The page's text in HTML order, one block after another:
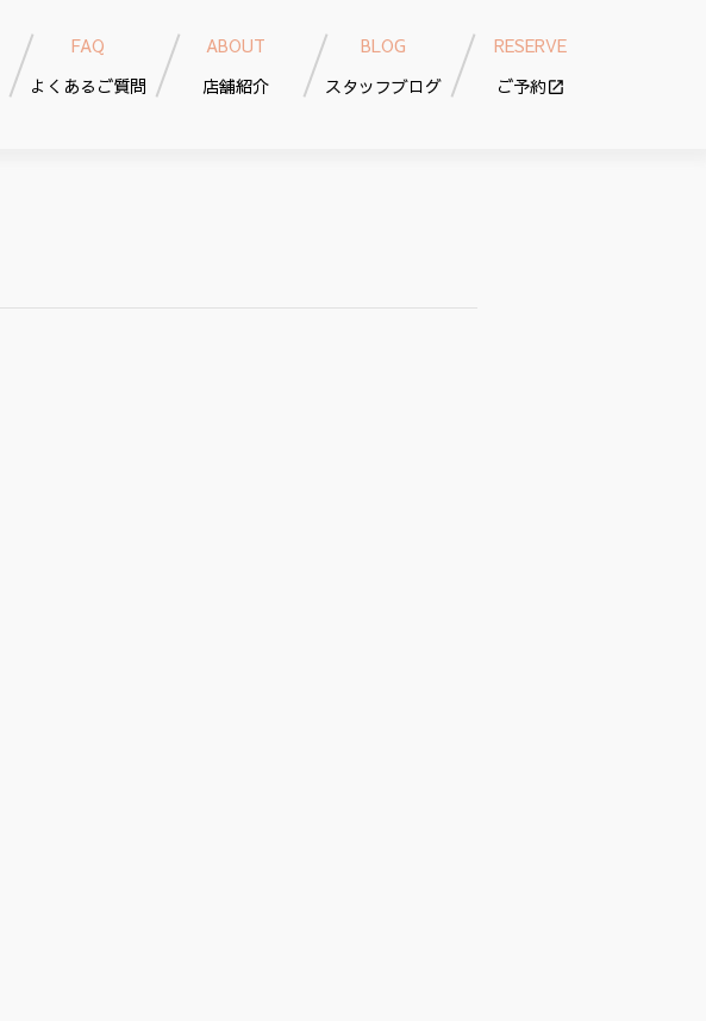
FAQ
よくあるご質問
ABOUT
店舗紹介
BLOG
スタッフブログ
RESERVE
ご予約